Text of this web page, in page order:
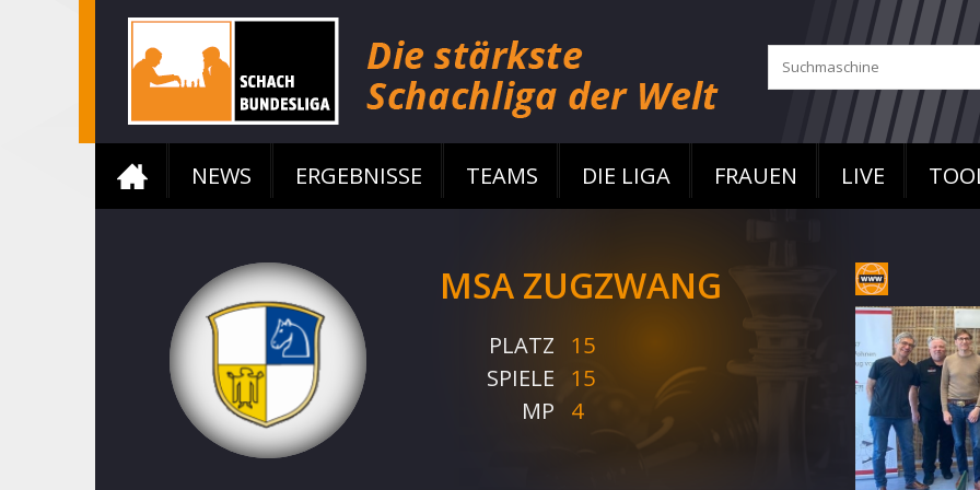
NEWS ERGEBNISSE TEAMS DIE LIGA FRAUEN LIVE
MSA ZUGZWANG
PLATZ
15
SPIELE
15
MP
4